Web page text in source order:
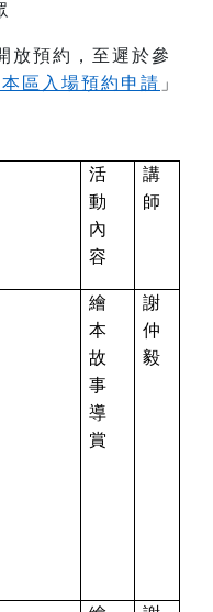
放預約，至遲於參
區入場預約申請 」
活
動
內
容
講
師
繪
本
故
事
導
賞
謝
仲
毅